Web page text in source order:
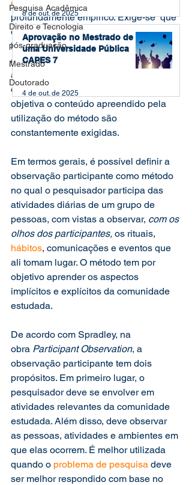
Pesquisa Acadêmica
Direito e Tecnologia
pós-graduação
Mestrado
Doutorado
dogmáticas
, trata-se de um método
profundamente empírico. Exige-se  que
o pesquisador desenvolva muitas
habilidades para conduzir todas as
etapas de sua pesquisa. Em especial,
a capacidade de
descrever de forma razoavelmente
objetiva o conteúdo apreendido pela
utilização do método são
constantemente exigidas.
Em termos gerais, é possível definir a
observação participante como método
no qual o pesquisador participa das
atividades diárias de um grupo de
pessoas, com vistas a observar, com os
olhos dos participantes, os rituais,
hábitos, comunicações e eventos que
ali tomam lugar. O método tem por
objetivo aprender os aspectos
implícitos e explícitos da comunidade
estudada.
De acordo com Spradley, na
obra Participant Observation, a
observação participante tem dois
propósitos. Em primeiro lugar, o
pesquisador deve se envolver em
atividades relevantes da comunidade
estudada. Além disso, deve observar
as pessoas, atividades e ambientes em
que elas ocorrem. É melhor utilizada
quando o problema de pesquisa deve
ser melhor respondido com base no
8 de out. de 2025
Aprovação no Mestrado de
uma Universidade Pública
CAPES 7
4 de out. de 2025